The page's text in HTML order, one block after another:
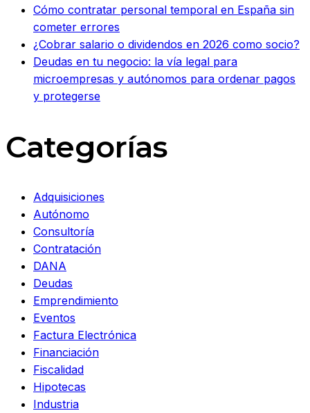
Cómo contratar personal temporal en España sin
cometer errores
¿Cobrar salario o dividendos en 2026 como socio?
Deudas en tu negocio: la vía legal para
microempresas y autónomos para ordenar pagos
y protegerse
Categorías
Adquisiciones
Autónomo
Consultoría
Contratación
DANA
Deudas
Emprendimiento
Eventos
Factura Electrónica
Financiación
Fiscalidad
Hipotecas
Industria